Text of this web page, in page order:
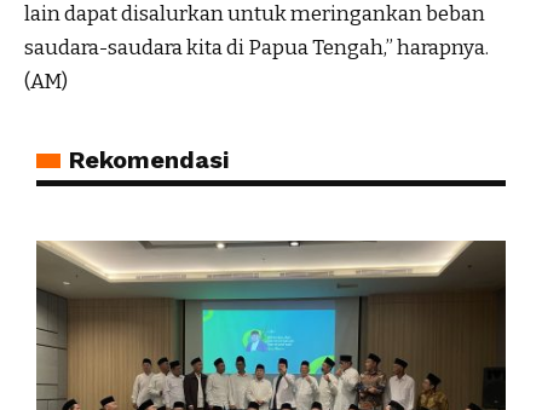
lain dapat disalurkan untuk meringankan beban
saudara-saudara kita di Papua Tengah,” harapnya.
(AM)
Rekomendasi